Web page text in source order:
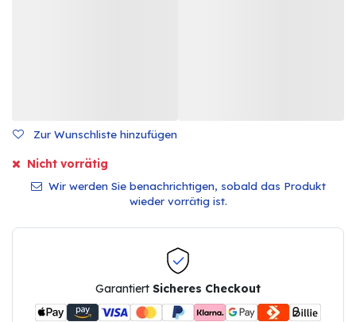
Zur Wunschliste hinzufügen
Nicht vorrätig
Wir werden Sie benachrichtigen, sobald das Produkt
wieder vorrätig ist.
Garantiert Sicheres Checkout